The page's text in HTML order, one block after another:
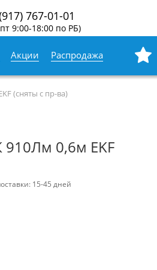
767-01-01
9:00-18:00 по РБ)
Акции Распродажа
(сняты с пр-ва)
910Лм 0,6м EKF
15-45 дней